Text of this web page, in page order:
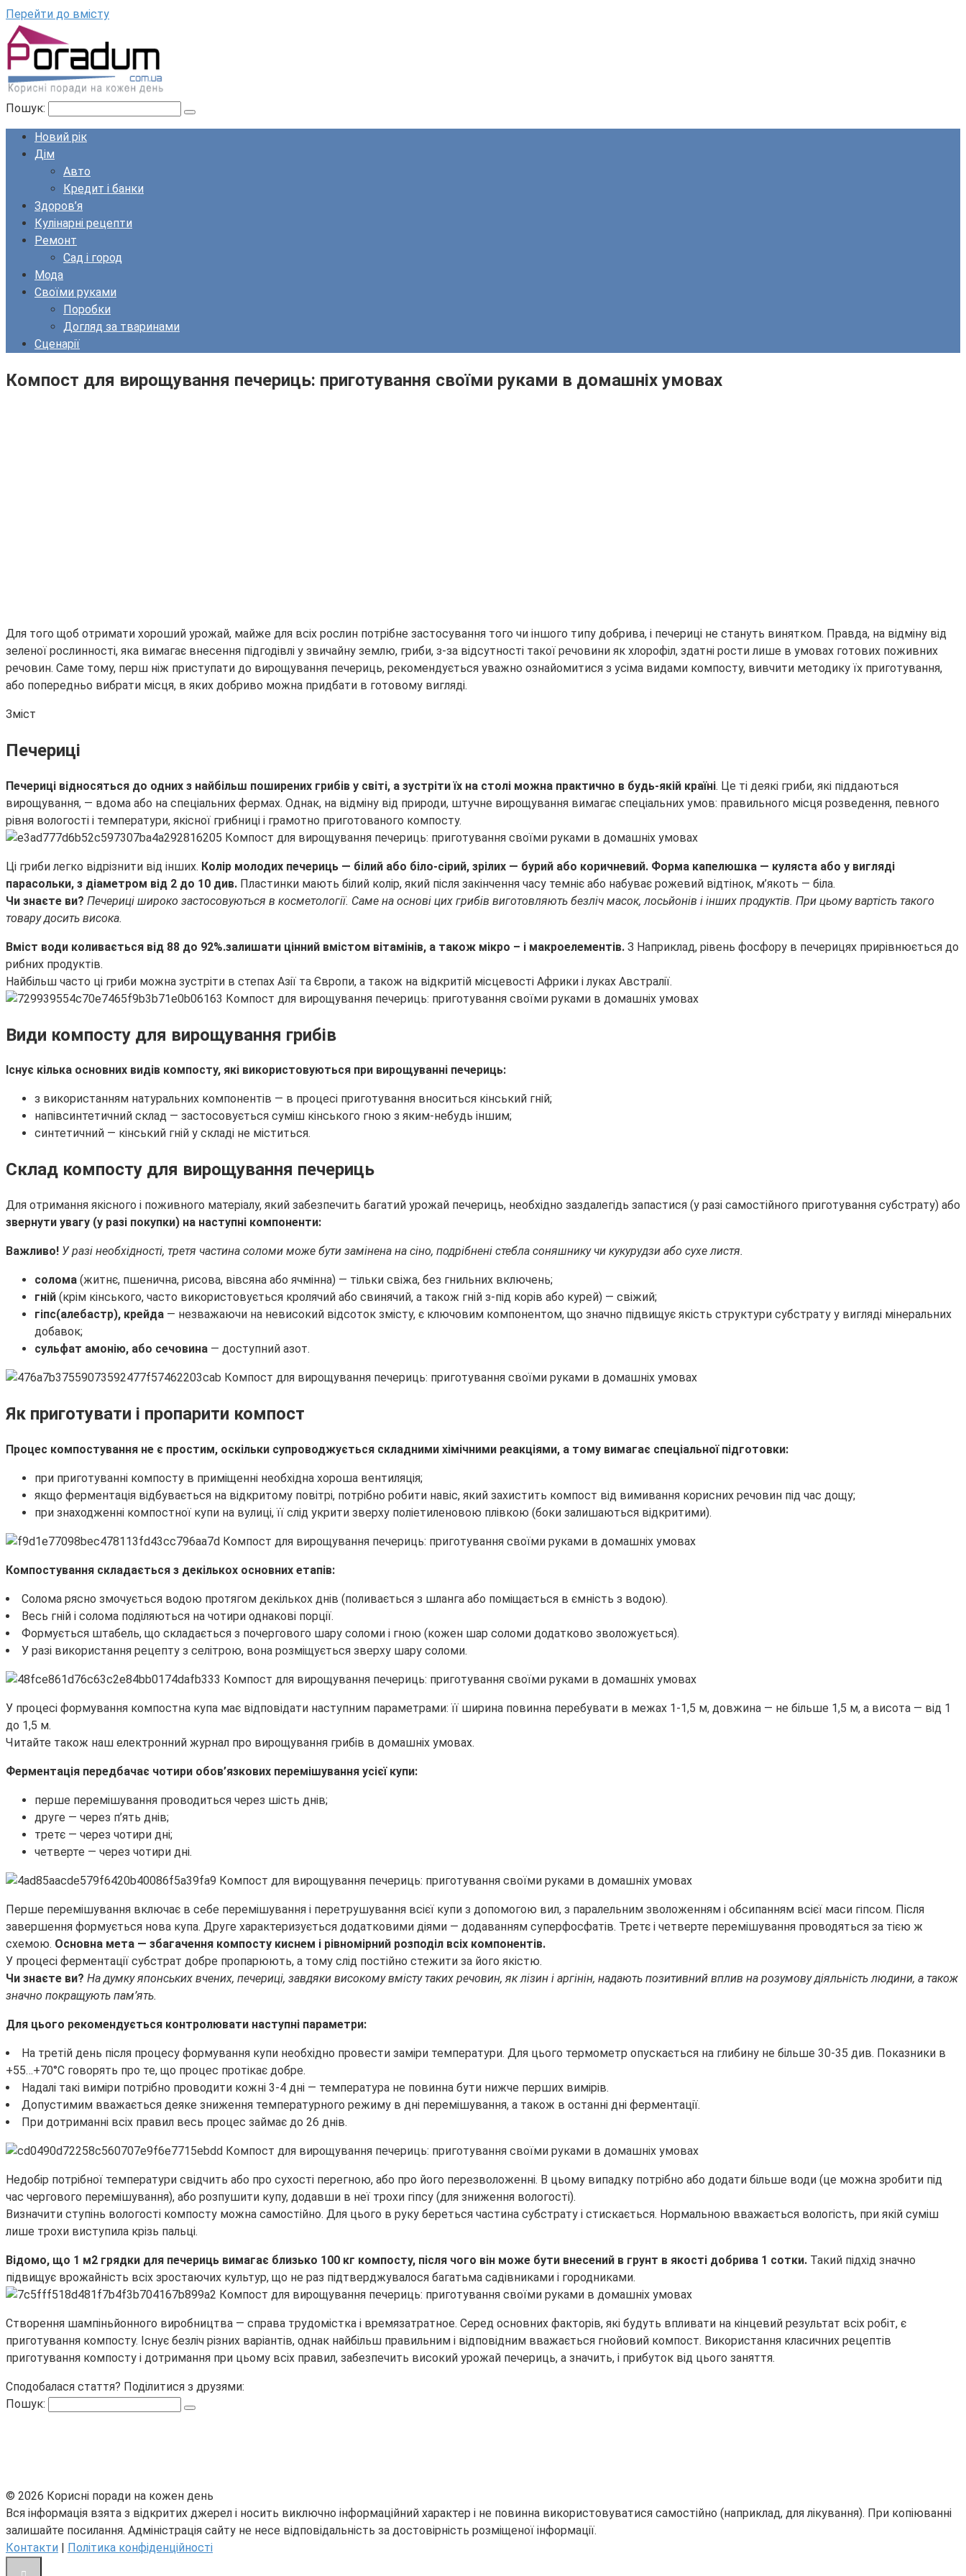
Перейти до вмісту
Пошук:
Новий рік
Дім
Авто
Кредит і банки
Здоров’я
Кулінарні рецепти
Ремонт
Сад і город
Мода
Своїми руками
Поробки
Догляд за тваринами
Сценарії
Компост для вирощування печериць: приготування своїми руками в домашніх умовах
Для того щоб отримати хороший урожай, майже для всіх рослин потрібне застосування того чи іншого типу добрива, і печериці не стануть винятком. Правда, на відміну від
зеленої рослинності, яка вимагає внесення підгодівлі у звичайну землю, гриби, з-за відсутності такої речовини як хлорофіл, здатні рости лише в умовах готових поживних
речовин. Саме тому, перш ніж приступати до вирощування печериць, рекомендується уважно ознайомитися з усіма видами компосту, вивчити методику їх приготування,
або попередньо вибрати місця, в яких добриво можна придбати в готовому вигляді.
Зміст
Печериці
Печериці відносяться до одних з найбільш поширених грибів у світі, а зустріти їх на столі можна практично в будь-якій країні. Це ті деякі гриби, які піддаються
вирощування, — вдома або на спеціальних фермах. Однак, на відміну від природи, штучне вирощування вимагає спеціальних умов: правильного місця розведення, певного
рівня вологості і температури, якісної грибниці і грамотно приготованого компосту.
Ці гриби легко відрізнити від інших. Колір молодих печериць — білий або біло-сірий, зрілих — бурий або коричневий. Форма капелюшка — куляста або у вигляді
парасольки, з діаметром від 2 до 10 див. Пластинки мають білий колір, який після закінчення часу темніє або набуває рожевий відтінок, м’якоть — біла.
Чи знаєте ви? Печериці широко застосовуються в косметології. Саме на основі цих грибів виготовляють безліч масок, лосьйонів і інших продуктів. При цьому вартість такого
товару досить висока.
Вміст води коливається від 88 до 92%.залишати цінний вмістом вітамінів, а також мікро – і макроелементів. З Наприклад, рівень фосфору в печерицях прирівнюється до
рибних продуктів.
Найбільш часто ці гриби можна зустріти в степах Азії та Європи, а також на відкритій місцевості Африки і луках Австралії.
Види компосту для вирощування грибів
Існує кілька основних видів компосту, які використовуються при вирощуванні печериць:
з використанням натуральних компонентів — в процесі приготування вноситься кінський гній;
напівсинтетичний склад — застосовується суміш кінського гною з яким-небудь іншим;
синтетичний — кінський гній у складі не міститься.
Склад компосту для вирощування печериць
Для отримання якісного і поживного матеріалу, який забезпечить багатий урожай печериць, необхідно заздалегідь запастися (у разі самостійного приготування субстрату) або
звернути увагу (у разі покупки) на наступні компоненти:
Важливо! У разі необхідності, третя частина соломи може бути замінена на сіно, подрібнені стебла соняшнику чи кукурудзи або сухе листя.
солома (житнє, пшенична, рисова, вівсяна або ячмінна) — тільки свіжа, без гнильних включень;
гній (крім кінського, часто використовується кролячий або свинячий, а також гній з-під корів або курей) — свіжий;
гіпс(алебастр), крейда — незважаючи на невисокий відсоток змісту, є ключовим компонентом, що значно підвищує якість структури субстрату у вигляді мінеральних
добавок;
сульфат амонію, або сечовина — доступний азот.
Як приготувати і пропарити компост
Процес компостування не є простим, оскільки супроводжується складними хімічними реакціями, а тому вимагає спеціальної підготовки:
при приготуванні компосту в приміщенні необхідна хороша вентиляція;
якщо ферментація відбувається на відкритому повітрі, потрібно робити навіс, який захистить компост від вимивання корисних речовин під час дощу;
при знаходженні компостної купи на вулиці, її слід укрити зверху поліетиленовою плівкою (боки залишаються відкритими).
Компостування складається з декількох основних етапів:
Солома рясно змочується водою протягом декількох днів (поливається з шланга або поміщається в ємність з водою).
Весь гній і солома поділяються на чотири однакові порції.
Формується штабель, що складається з почергового шару соломи і гною (кожен шар соломи додатково зволожується).
У разі використання рецепту з селітрою, вона розміщується зверху шару соломи.
У процесі формування компостна купа має відповідати наступним параметрами: її ширина повинна перебувати в межах 1-1,5 м, довжина — не більше 1,5 м, а висота — від 1
до 1,5 м.
Читайте також наш електронний журнал про вирощування грибів в домашніх умовах.
Ферментація передбачає чотири обов’язкових перемішування усієї купи:
перше перемішування проводиться через шість днів;
друге — через п’ять днів;
третє — через чотири дні;
четверте — через чотири дні.
Перше перемішування включає в себе перемішування і перетрушування всієї купи з допомогою вил, з паралельним зволоженням і обсипанням всієї маси гіпсом. Після
завершення формується нова купа. Друге характеризується додатковими діями — додаванням суперфосфатів. Третє і четверте перемішування проводяться за тією ж
схемою. Основна мета — збагачення компосту киснем і рівномірний розподіл всіх компонентів.
У процесі ферментації субстрат добре пропарюють, а тому слід постійно стежити за його якістю.
Чи знаєте ви? На думку японських вчених, печериці, завдяки високому вмісту таких речовин, як лізин і аргінін, надають позитивний вплив на розумову діяльність людини, а також
значно покращують пам’ять.
Для цього рекомендується контролювати наступні параметри:
На третій день після процесу формування купи необхідно провести заміри температури. Для цього термометр опускається на глибину не більше 30-35 див. Показники в
+55…+70°С говорять про те, що процес протікає добре.
Надалі такі виміри потрібно проводити кожні 3-4 дні — температура не повинна бути нижче перших вимірів.
Допустимим вважається деяке зниження температурного режиму в дні перемішування, а також в останні дні ферментації.
При дотриманні всіх правил весь процес займає до 26 днів.
Недобір потрібної температури свідчить або про сухості перегною, або про його перезволоженні. В цьому випадку потрібно або додати більше води (це можна зробити під
час чергового перемішування), або розпушити купу, додавши в неї трохи гіпсу (для зниження вологості).
Визначити ступінь вологості компосту можна самостійно. Для цього в руку береться частина субстрату і стискається. Нормальною вважається вологість, при якій суміш
лише трохи виступила крізь пальці.
Відомо, що 1 м2 грядки для печериць вимагає близько 100 кг компосту, після чого він може бути внесений в грунт в якості добрива 1 сотки. Такий підхід значно
підвищує врожайність всіх зростаючих культур, що не раз підтверджувалося багатьма садівниками і городниками.
Створення шампіньйонного виробництва — справа трудомістка і времязатратное. Серед основних факторів, які будуть впливати на кінцевий результат всіх робіт, є
приготування компосту. Існує безліч різних варіантів, однак найбільш правильним і відповідним вважається гнойовий компост. Використання класичних рецептів
приготування компосту і дотримання при цьому всіх правил, забезпечить високий урожай печериць, а значить, і прибуток від цього заняття.
Сподобалася стаття? Поділитися з друзями:
Пошук:
© 2026 Корисні поради на кожен день
Вся інформація взята з відкритих джерел і носить виключно інформаційний характер і не повинна використовуватися самостійно (наприклад, для лікування). При копіюванні
залишайте посилання. Адміністрація сайту не несе відповідальність за достовірність розміщеної інформації.
Контакти | Політика конфіденційності